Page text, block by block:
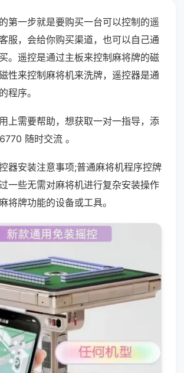
第一步就是要购买一台可以控制的遥
服，会给你购买渠道，也可以自己通
。遥控是通过主板来控制麻将牌的磁
性来控制麻将机来洗牌，遥控器是通
程序。
上需要帮助，想获取一对一指导，添
随时交流 。
器安装注意事项;普通麻将机程序控牌
一些无需对麻将机进行复杂安装操作
将牌功能的设备或工具。